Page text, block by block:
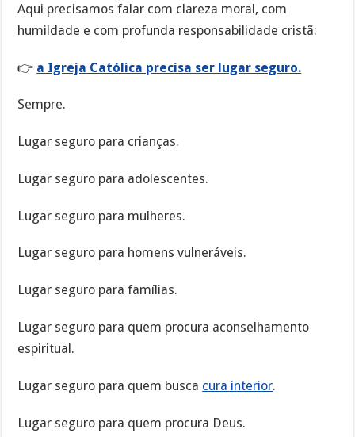
Aqui precisamos falar com clareza moral, com
humildade e com profunda responsabilidade cristã:
👉 a Igreja Católica precisa ser lugar seguro.
Sempre.
Lugar seguro para crianças.
Lugar seguro para adolescentes.
Lugar seguro para mulheres.
Lugar seguro para homens vulneráveis.
Lugar seguro para famílias.
Lugar seguro para quem procura aconselhamento
espiritual.
Lugar seguro para quem busca cura interior.
Lugar seguro para quem procura Deus.